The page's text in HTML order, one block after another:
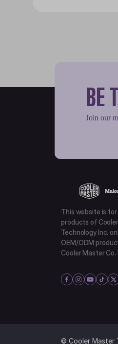
BE
Join our
This website is
products of
Technology Inc.
OEM/ODM
Cooler Master Co.
© Cooler Master